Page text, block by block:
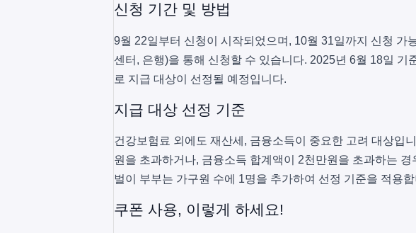
신청 기간 및 방법
9월 22일부터 신청이 시작되었으며, 10월 31일까지 신청 가
센터, 은행)을 통해 신청할 수 있습니다. 2025년 6월 18일 기
로 지급 대상이 선정될 예정입니다.
지급 대상 선정 기준
건강보험료 외에도 재산세, 금융소득이 중요한 고려 대상입
원을 초과하거나, 금융소득 합계액이 2천만원을 초과하는
벌이 부부는 가구원 수에 1명을 추가하여 선정 기준을 적용
쿠폰 사용, 이렇게 하세요!